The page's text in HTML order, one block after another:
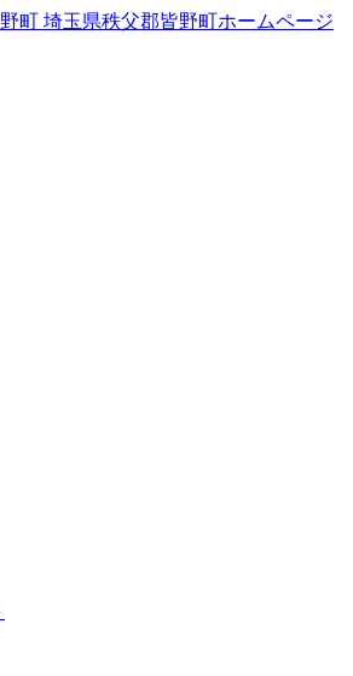
町 埼玉県秩父郡皆野町ホームページ